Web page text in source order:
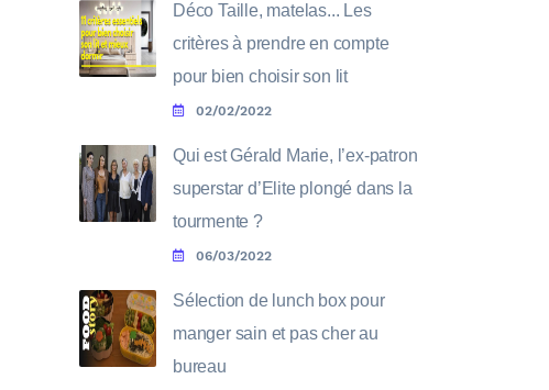
Déco Taille, matelas... Les
critères à prendre en compte
pour bien choisir son lit
02/02/2022
Qui est Gérald Marie, l’ex-patron
superstar d’Elite plongé dans la
tourmente ?
06/03/2022
Sélection de lunch box pour
manger sain et pas cher au
bureau